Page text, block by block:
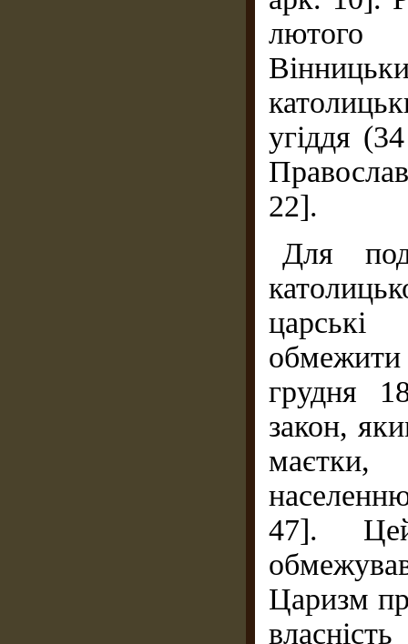
лютого
угіддя
22].
Для
грудня
закон,
маєтки,
47].
Царизм